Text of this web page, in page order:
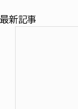
最新記事